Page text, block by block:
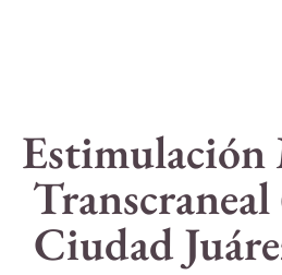
Estimulación
Ciudad